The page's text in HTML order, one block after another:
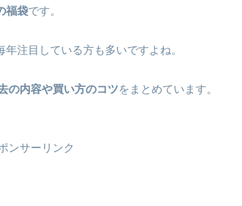
福袋です。
年注目している方も多いですよね。
の内容や買い方のコツをまとめています。
ンサーリンク